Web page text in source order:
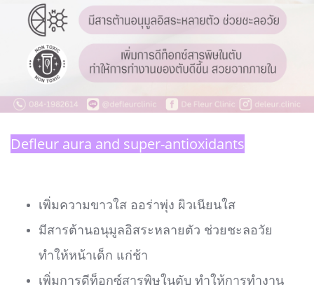
Defleur aura and super-antioxidants
เพิ่มความขาวใส ออร่าพุ่ง ผิวเนียนใส
มีสารต้านอนุมูลอิสระหลายตัว ช่วยชะลอวัย
ทำให้หน้าเด็ก แก่ช้า
เพิ่มการดีท็อกซ์สารพิษในตับ ทำให้การทำงาน